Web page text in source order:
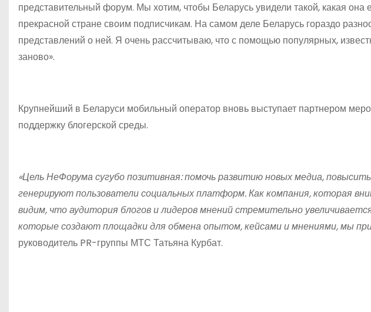
представительный форум. Мы хотим, чтобы Беларусь увидели такой, какая она
прекрасной стране своим подписчикам. На самом деле Беларусь гораздо
представлений о ней. Я очень рассчитываю, что с помощью популярных,
заново».
Крупнейший в Беларуси мобильный оператор вновь выступает партнером
поддержку блогерской среды.
«Цель НеФорума сугубо позитивная: помочь развитию новых медиа,
генерируют пользователи социальных платформ. Как компания, которая
видим, что аудитория блогов и лидеров мнений стремительно
которые создают площадки для обмена опытом, кейсами и мнениями, мы
руководитель PR-группы МТС Татьяна Курбат.